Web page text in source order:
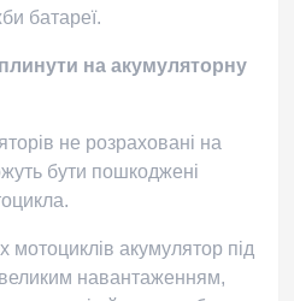
батареї.
на акумуляторну
не розраховані на
бути пошкоджені
мотоциклів акумулятор під
великим навантаженням,